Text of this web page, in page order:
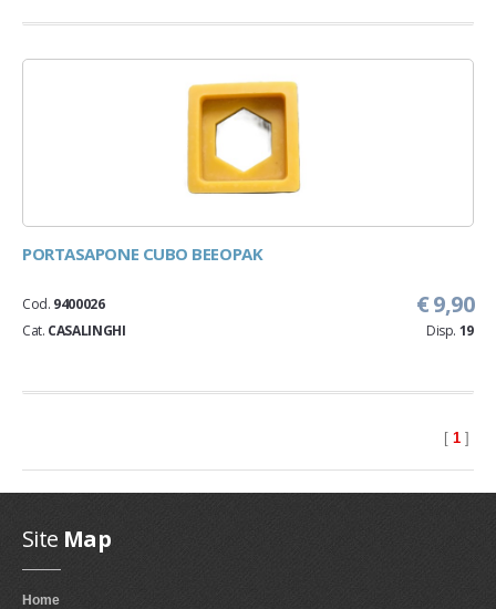
PORTASAPONE CUBO BEEOPAK
€ 9,90
Cod. 9400026
Cat. CASALINGHI Disp. 19
[ 1 ]
Site Map
Home